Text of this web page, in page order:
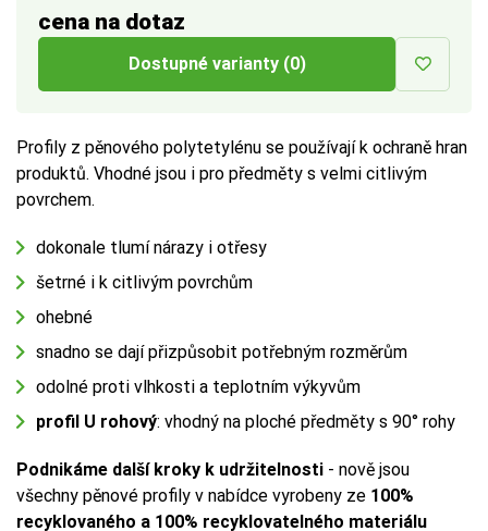
cena na dotaz
Dostupné varianty (0)
Profily z pěnového polytetylénu se používají k ochraně hran
produktů. Vhodné jsou i pro předměty s velmi citlivým
povrchem.
dokonale tlumí nárazy i otřesy
šetrné i k citlivým povrchům
ohebné
snadno se dají přizpůsobit potřebným rozměrům
odolné proti vlhkosti a teplotním výkyvům
profil U rohový: vhodný na ploché předměty s 90° rohy
Podnikáme další kroky k udržitelnosti - nově jsou
všechny pěnové profily v nabídce vyrobeny ze 100%
recyklovaného a 100% recyklovatelného materiálu